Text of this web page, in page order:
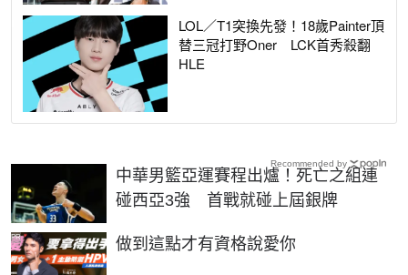
LOL／T1突換先發！18歲Painter頂
替三冠打野Oner LCK首秀殺翻
HLE
中華男籃亞運賽程出爐！死亡之組連
碰西亞3強 首戰就碰上屆銀牌
做到這點才有資格說愛你
PR
Recommended by